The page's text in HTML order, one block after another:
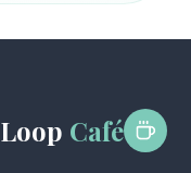
Loop Café